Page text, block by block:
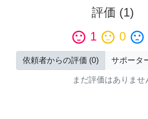
評価 (1)
sentiment_satisfied 1 sentiment_neutral 0 sentiment_dissatisfied
依頼者からの評価 (0) サポータ
まだ評価はありませ